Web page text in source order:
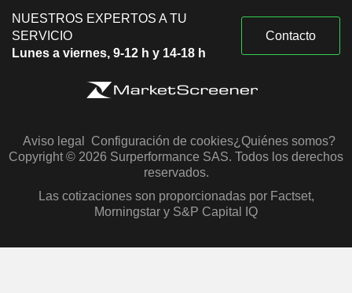
NUESTROS EXPERTOS A TU
SERVICIO
Lunes a viernes, 9-12 h y 14-18 h
Contacto
Aviso legal Configuración de cookies¿Quiénes somos?
Copyright © 2026 Surperformance SAS. Todos los derechos
reservados.
Las cotizaciones son proporcionadas por Factset,
Morningstar y S&P Capital IQ